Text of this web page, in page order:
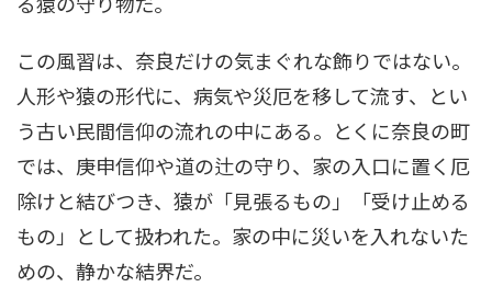
この風習は、奈良だけの気まぐれな飾りではない。
人形や猿の形代に、病気や災厄を移して流す、とい
う古い民間信仰の流れの中にある。とくに奈良の町
では、庚申信仰や道の辻の守り、家の入口に置く厄
除けと結びつき、猿が「見張るもの」「受け止める
もの」として扱われた。家の中に災いを入れないた
めの、静かな結界だ。